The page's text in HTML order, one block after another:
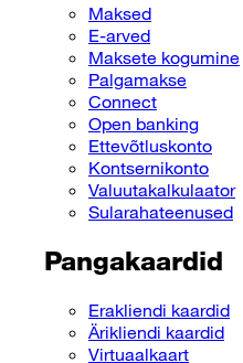
Maksed
E-arved
Maksete kogumine
Palgamakse
Connect
Open banking
Ettevõtluskonto
Kontsernikonto
Valuutakalkulaator
Sularahateenused
Pangakaardid
Erakliendi kaardid
Ärikliendi kaardid
Virtuaalkaart